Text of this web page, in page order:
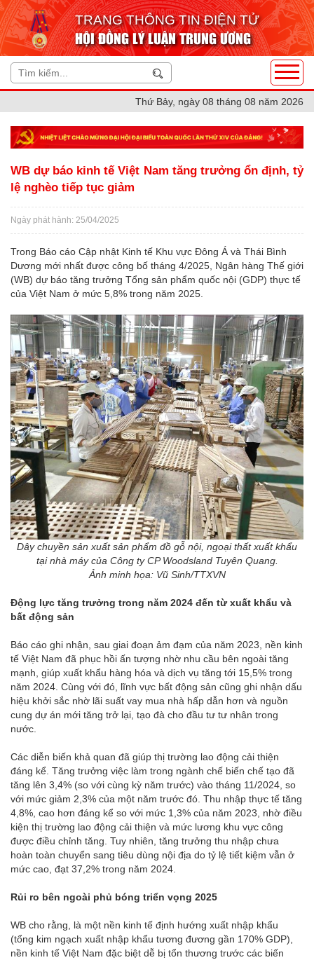
TRANG THÔNG TIN ĐIỆN TỬ
HỘI ĐỒNG LÝ LUẬN TRUNG ƯƠNG
Thứ Bảy, ngày 08 tháng 08 năm 2026
WB dự báo kinh tế Việt Nam tăng trưởng ổn định, tỷ
lệ nghèo tiếp tục giảm
Ngày phát hành: 25/04/2025
Trong Báo cáo Cập nhật Kinh tế Khu vực Đông Á và Thái Bình
Dương mới nhất được công bố tháng 4/2025, Ngân hàng Thế giới
(WB) dự báo tăng trưởng Tổng sản phẩm quốc nội (GDP) thực tế
của Việt Nam ở mức 5,8% trong năm 2025.
Dây chuyền sản xuất sản phẩm đồ gỗ nội, ngoại thất xuất khẩu
tại nhà máy của Công ty CP Woodsland Tuyên Quang.
Ảnh minh họa: Vũ Sinh/TTXVN
Động lực tăng trưởng trong năm 2024 đến từ xuất khẩu và
bất động sản
Báo cáo ghi nhận, sau giai đoạn ảm đạm của năm 2023, nền kinh
tế Việt Nam đã phục hồi ấn tượng nhờ nhu cầu bên ngoài tăng
mạnh, giúp xuất khẩu hàng hóa và dịch vụ tăng tới 15,5% trong
năm 2024. Cùng với đó, lĩnh vực bất động sản cũng ghi nhận dấu
hiệu khởi sắc nhờ lãi suất vay mua nhà hấp dẫn hơn và nguồn
cung dự án mới tăng trở lại, tạo đà cho đầu tư tư nhân trong
nước.
Các diễn biến khả quan đã giúp thị trường lao động cải thiện
đáng kể. Tăng trưởng việc làm trong ngành chế biến chế tạo đã
tăng lên 3,4% (so với cùng kỳ năm trước) vào tháng 11/2024, so
với mức giảm 2,3% của một năm trước đó. Thu nhập thực tế tăng
4,8%, cao hơn đáng kể so với mức 1,3% của năm 2023, nhờ điều
kiện thị trường lao động cải thiện và mức lương khu vực công
được điều chỉnh tăng. Tuy nhiên, tăng trưởng thu nhập chưa
hoàn toàn chuyển sang tiêu dùng nội địa do tỷ lệ tiết kiệm vẫn ở
mức cao, đạt 37,2% trong năm 2024.
Rủi ro bên ngoài phủ bóng triển vọng 2025
WB cho rằng, là một nền kinh tế định hướng xuất nhập khẩu
(tổng kim ngạch xuất nhập khẩu tương đương gần 170% GDP),
nền kinh tế Việt Nam đặc biệt dễ bị tổn thương trước các biến